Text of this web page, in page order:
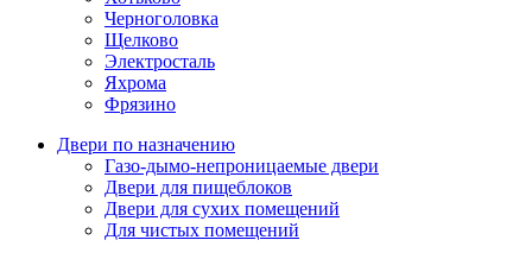
Черноголовка
Щелково
Электросталь
Яхрома
Фрязино
Двери по назначению
Газо-дымо-непроницаемые двери
Двери для пищеблоков
Двери для сухих помещений
Для чистых помещений